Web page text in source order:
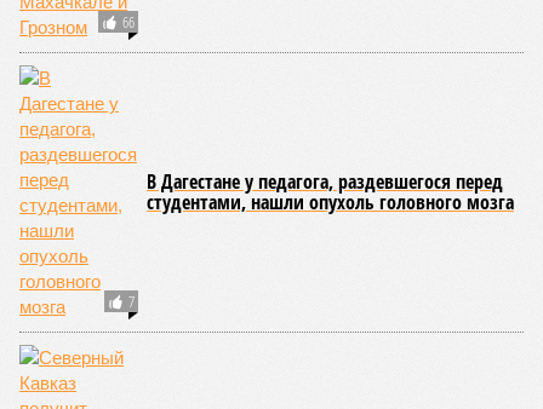
66
7
В Дагестане у педагога, раздевшегося перед
студентами, нашли опухоль головного мозга